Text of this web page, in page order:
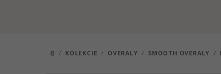
DOMOV
/ KOLEKCIE / OVERALY / SMOOTH OVERALY /